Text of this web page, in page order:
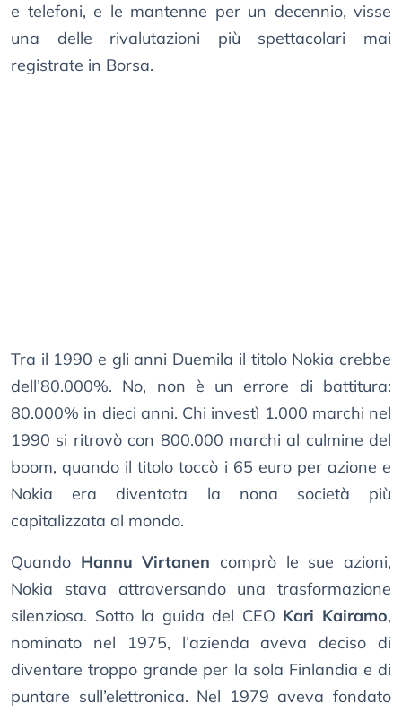
e telefoni, e le mantenne per un decennio, visse
una delle rivalutazioni più spettacolari mai
registrate in Borsa.
Tra il 1990 e gli anni Duemila il titolo Nokia crebbe
dell’80.000%. No, non è un errore di battitura:
80.000% in dieci anni. Chi investì 1.000 marchi nel
1990 si ritrovò con 800.000 marchi al culmine del
boom, quando il titolo toccò i 65 euro per azione e
Nokia era diventata la nona società più
capitalizzata al mondo.
Quando Hannu Virtanen comprò le sue azioni,
Nokia stava attraversando una trasformazione
silenziosa. Sotto la guida del CEO Kari Kairamo,
nominato nel 1975, l’azienda aveva deciso di
diventare troppo grande per la sola Finlandia e di
puntare sull’elettronica. Nel 1979 aveva fondato